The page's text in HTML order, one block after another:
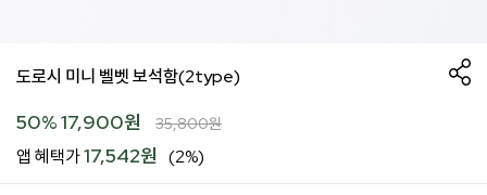
도로시 미니 벨벳 보석함(2type)
50%17,900원 35,800원
앱 혜택가17,542원 (2%)